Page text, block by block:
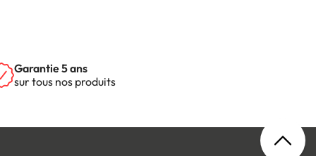
Garantie 5 ans
sur tous nos produits